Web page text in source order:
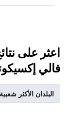
اعثر على
فالي
البلدان الأكثر شعبية